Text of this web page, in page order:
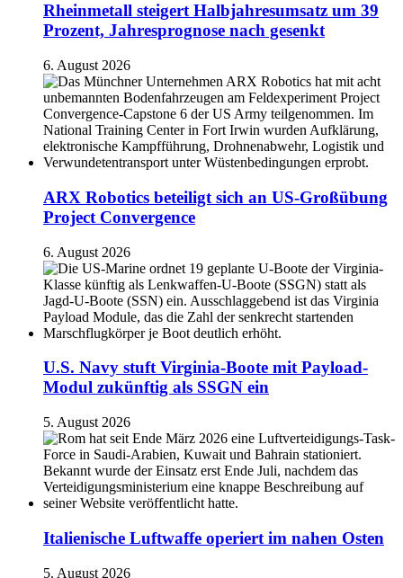
Rheinmetall steigert Halbjahresumsatz um 39
Prozent, Jahresprognose nach gesenkt
6. August 2026
ARX Robotics beteiligt sich an US-Großübung
Project Convergence
6. August 2026
U.S. Navy stuft Virginia-Boote mit Payload-
Modul zukünftig als SSGN ein
5. August 2026
Italienische Luftwaffe operiert im nahen Osten
5. August 2026